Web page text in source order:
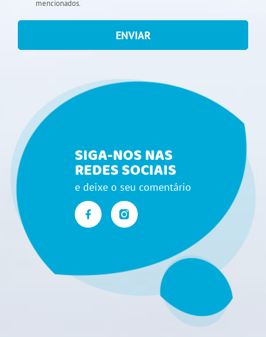
mencionados.
ENVIAR
SIGA-NOS NAS
REDES SOCIAIS
e deixe o seu comentário